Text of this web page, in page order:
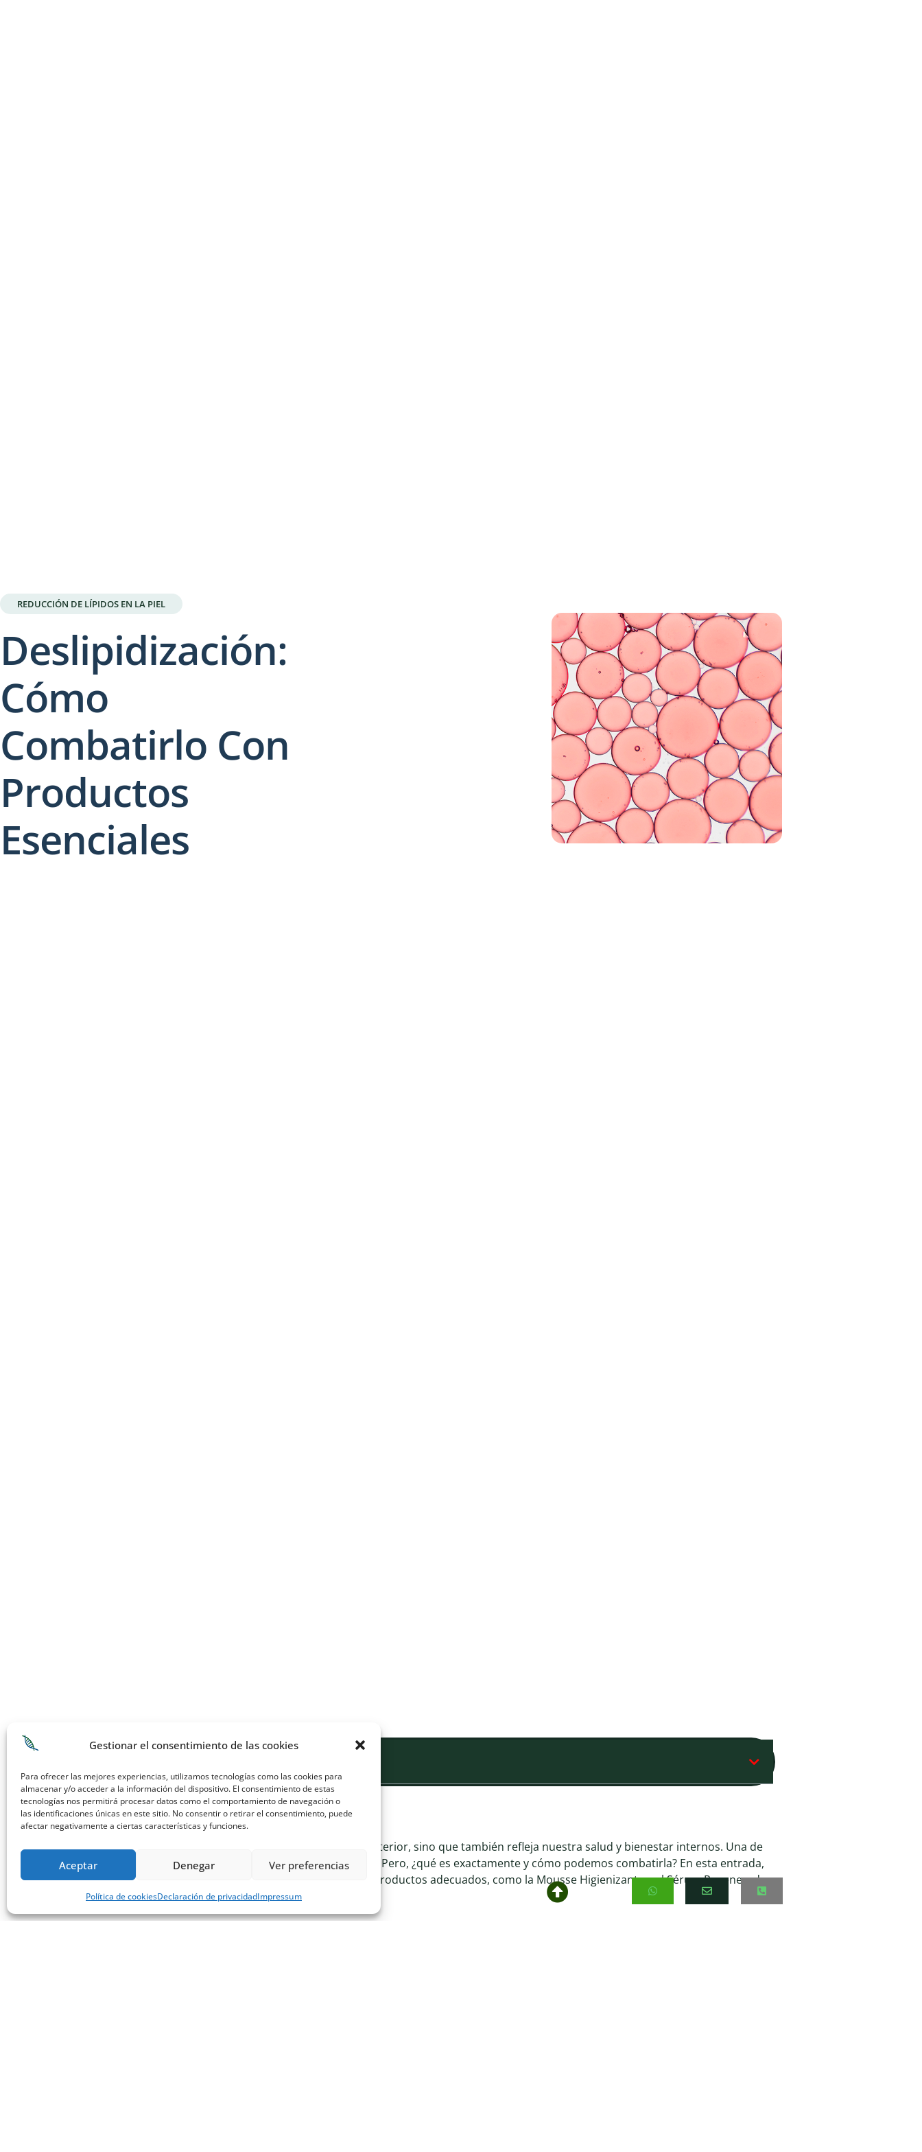
Gestionar el consentimiento de las cookies
Para ofrecer las mejores experiencias, utilizamos tecnologías como las cookies para
almacenar y/o acceder a la información del dispositivo. El consentimiento de estas
tecnologías nos permitirá procesar datos como el comportamiento de navegación o
las identificaciones únicas en este sitio. No consentir o retirar el consentimiento, puede
afectar negativamente a ciertas características y funciones.
Aceptar Denegar Ver preferencias
Política de cookiesDeclaración de privacidadImpressum
REDUCCIÓN DE LÍPIDOS EN LA PIEL
Deslipidización:
Cómo
Combatirlo Con
Productos
Esenciales
La piel, nuestro órgano más extenso, no solo nos protege del mundo exterior, sino que también refleja nuestra salud y bienestar internos. Una de
las amenazas silenciosas que enfrenta nuestra piel es la deslipidización. Pero, ¿qué es exactamente y cómo podemos combatirla? En esta entrada,
te presentamos una guía completa sobre la deslipidización y cómo los productos adecuados, como la Mousse Higienizante y el Sérum Regenerador,
pueden ser tus aliados en esta batalla.